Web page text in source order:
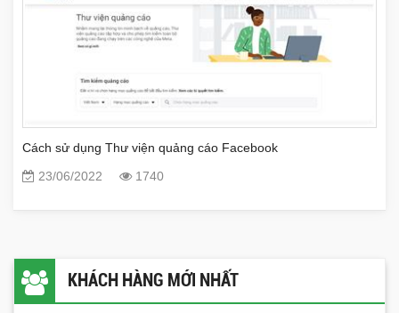
Cách sử dụng Thư viện quảng cáo Facebook
23/06/2022
1740
KHÁCH HÀNG MỚI NHẤT